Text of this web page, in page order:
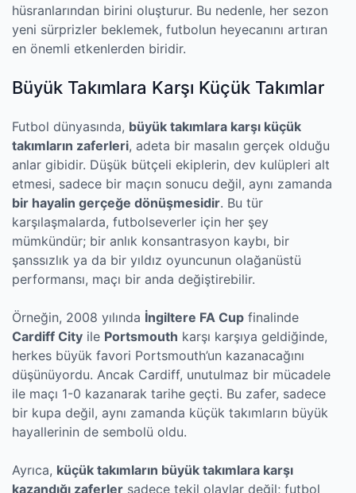
hüsranlarından birini oluşturur. Bu nedenle, her sezon
yeni sürprizler beklemek, futbolun heyecanını artıran
en önemli etkenlerden biridir.
Büyük Takımlara Karşı Küçük Takımlar
Futbol dünyasında, büyük takımlara karşı küçük
takımların zaferleri, adeta bir masalın gerçek olduğu
anlar gibidir. Düşük bütçeli ekiplerin, dev kulüpleri alt
etmesi, sadece bir maçın sonucu değil, aynı zamanda
bir hayalin gerçeğe dönüşmesidir. Bu tür
karşılaşmalarda, futbolseverler için her şey
mümkündür; bir anlık konsantrasyon kaybı, bir
şanssızlık ya da bir yıldız oyuncunun olağanüstü
performansı, maçı bir anda değiştirebilir.
Örneğin, 2008 yılında İngiltere FA Cup finalinde
Cardiff City ile Portsmouth karşı karşıya geldiğinde,
herkes büyük favori Portsmouth’un kazanacağını
düşünüyordu. Ancak Cardiff, unutulmaz bir mücadele
ile maçı 1-0 kazanarak tarihe geçti. Bu zafer, sadece
bir kupa değil, aynı zamanda küçük takımların büyük
hayallerinin de sembolü oldu.
Ayrıca, küçük takımların büyük takımlara karşı
kazandığı zaferler sadece tekil olaylar değil; futbol